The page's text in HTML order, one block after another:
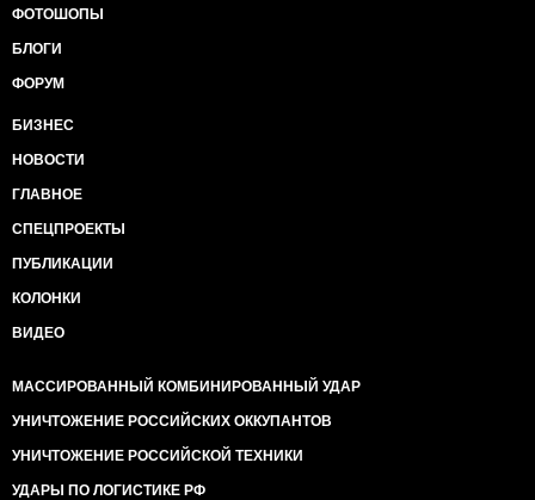
ФОТОШОПЫ
БЛОГИ
ФОРУМ
БИЗНЕС
НОВОСТИ
ГЛАВНОЕ
СПЕЦПРОЕКТЫ
ПУБЛИКАЦИИ
КОЛОНКИ
ВИДЕО
МАССИРОВАННЫЙ КОМБИНИРОВАННЫЙ УДАР
УНИЧТОЖЕНИЕ РОССИЙСКИХ ОККУПАНТОВ
УНИЧТОЖЕНИЕ РОССИЙСКОЙ ТЕХНИКИ
УДАРЫ ПО ЛОГИСТИКЕ РФ